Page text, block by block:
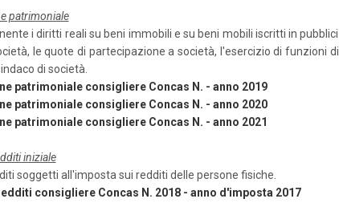
patrimoniale
i diritti reali su beni immobili e su beni mobili iscritti in pubblici
le quote di partecipazione a società, l'esercizio di funzioni di
di società.
patrimoniale consigliere Concas N. - anno 2019
patrimoniale consigliere Concas N. - anno 2020
patrimoniale consigliere Concas N. - anno 2021
iniziale
soggetti all'imposta sui redditi delle persone fisiche.
consigliere Concas N. 2018 - anno d'imposta 2017